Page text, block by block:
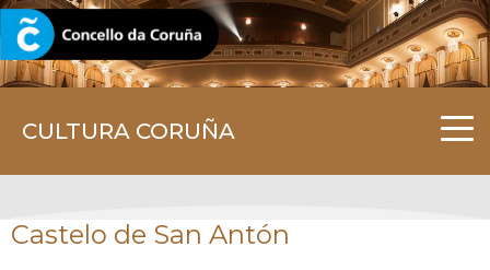
CULTURA CORUÑA
CORUNA.GAL
Castelo de San Antón